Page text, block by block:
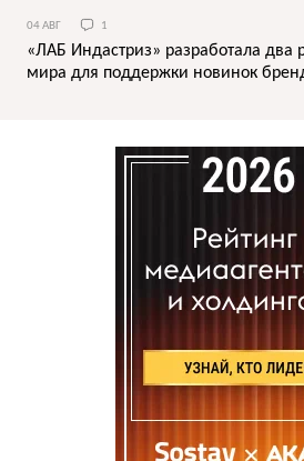
04 АВГ 1
«ЛАБ Индастриз» разработала два
мира для поддержки новинок